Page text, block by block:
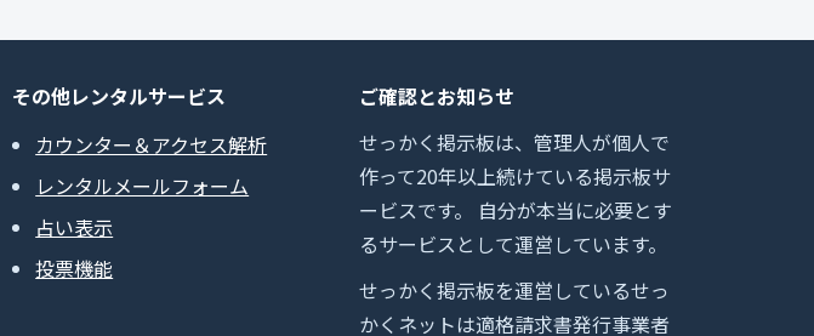
その他レンタルサービス
カウンター＆アクセス解析
レンタルメールフォーム
占い表示
投票機能
ご確認とお知らせ
せっかく掲示板は、管理人が個人で
作って20年以上続けている掲示板サ
ービスです。 自分が本当に必要とす
るサービスとして運営しています。
せっかく掲示板を運営しているせっ
かくネットは適格請求書発行事業者